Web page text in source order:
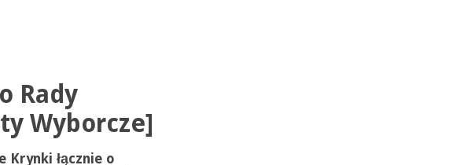
Rady
Wyborcze]
Krynki łącznie o